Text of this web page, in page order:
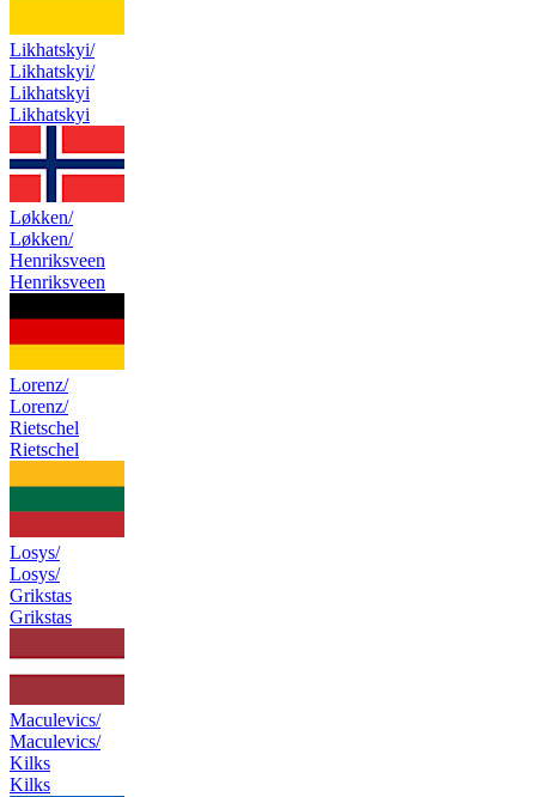
Likhatskyi/
Likhatskyi/
Likhatskyi
Likhatskyi
Løkken/
Løkken/
Henriksveen
Henriksveen
Lorenz/
Lorenz/
Rietschel
Rietschel
Losys/
Losys/
Grikstas
Grikstas
Maculevics/
Maculevics/
Kilks
Kilks